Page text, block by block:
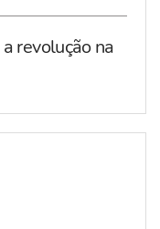
revolução na